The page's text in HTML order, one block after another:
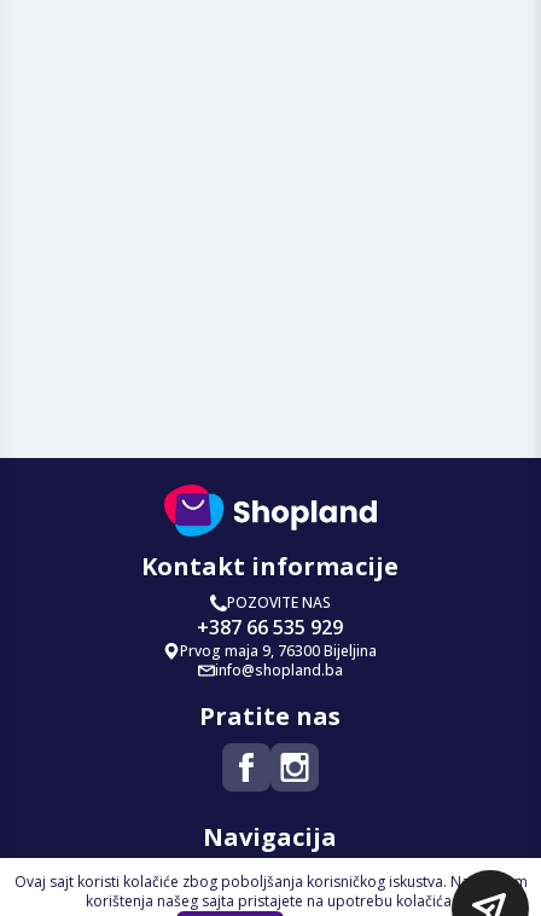
Kontakt informacije
POZOVITE NAS
+387 66 535 929
Prvog maja 9, 76300 Bijeljina
info@shopland.ba
Pratite nas
Navigacija
Početna
Ovaj sajt koristi kolačiće zbog poboljšanja korisničkog iskustva. Nastavkom
korištenja našeg sajta pristajete na upotrebu kolačića.